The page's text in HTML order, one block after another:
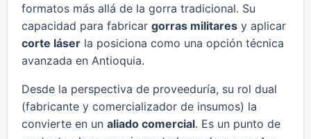
formatos más allá de la gorra tradicional. Su
capacidad para fabricar gorras militares y aplicar
corte láser la posiciona como una opción técnica
avanzada en Antioquia.
Desde la perspectiva de proveeduría, su rol dual
(fabricante y comercializador de insumos) la
convierte en un aliado comercial. Es un punto de